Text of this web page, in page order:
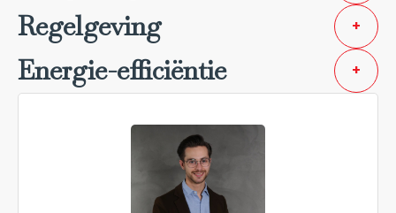
Regelgeving +
Energie-efficiëntie +